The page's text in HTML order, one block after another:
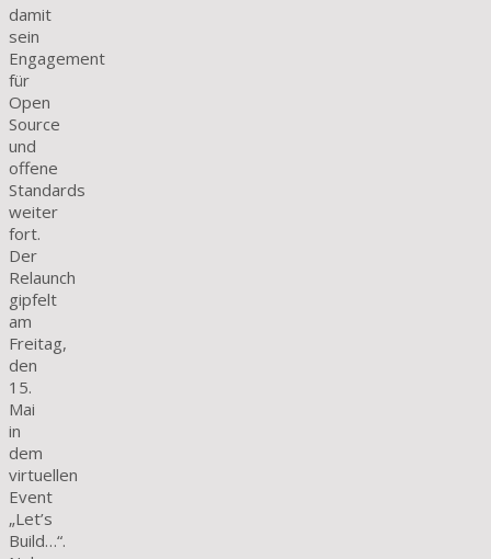
damit
sein
Engagement
für
Open
Source
und
offene
Standards
weiter
fort.
Der
Relaunch
gipfelt
am
Freitag,
den
15.
Mai
in
dem
virtuellen
Event
„Let’s
Build…“.